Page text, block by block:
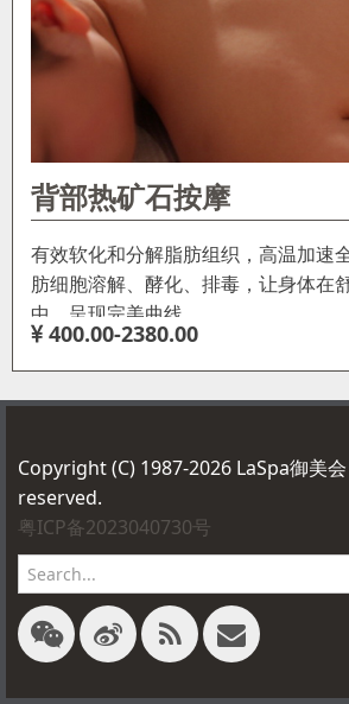
背部热矿石按摩
有效软化和分解脂肪组织，高温加速
肪细胞溶解、酵化、排毒，让身体在
中，呈现完美曲线…
400.00-2380.00
Copyright (C) 1987-2026 LaSpa御美
reserved.
粤ICP备2023040730号